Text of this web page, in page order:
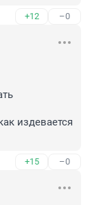
+12 –0
издевается
+15 –0